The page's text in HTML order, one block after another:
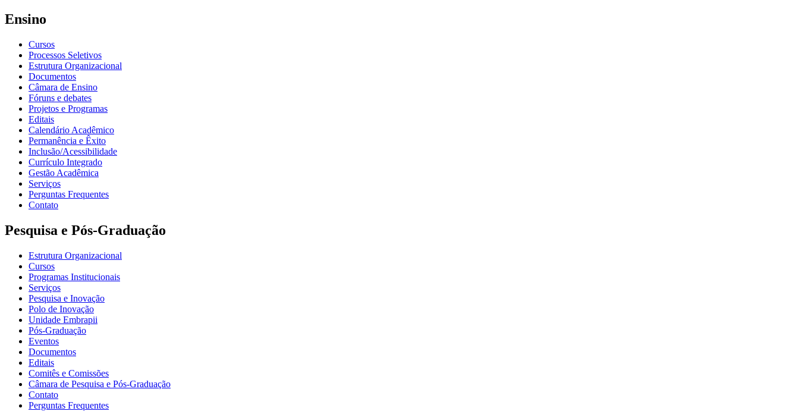
Ensino
Cursos
Processos Seletivos
Estrutura Organizacional
Documentos
Câmara de Ensino
Fóruns e debates
Projetos e Programas
Editais
Calendário Acadêmico
Permanência e Êxito
Inclusão/Acessibilidade
Currículo Integrado
Gestão Acadêmica
Serviços
Perguntas Frequentes
Contato
Pesquisa e Pós-Graduação
Estrutura Organizacional
Cursos
Programas Institucionais
Serviços
Pesquisa e Inovação
Polo de Inovação
Unidade Embrapii
Pós-Graduação
Eventos
Documentos
Editais
Comitês e Comissões
Câmara de Pesquisa e Pós-Graduação
Contato
Perguntas Frequentes